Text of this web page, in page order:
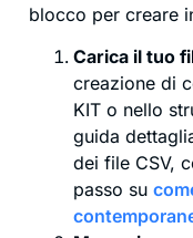
blocco per creare
Carica il tuo
creazione di
KIT o nello
guida
dei file CSV,
passo su